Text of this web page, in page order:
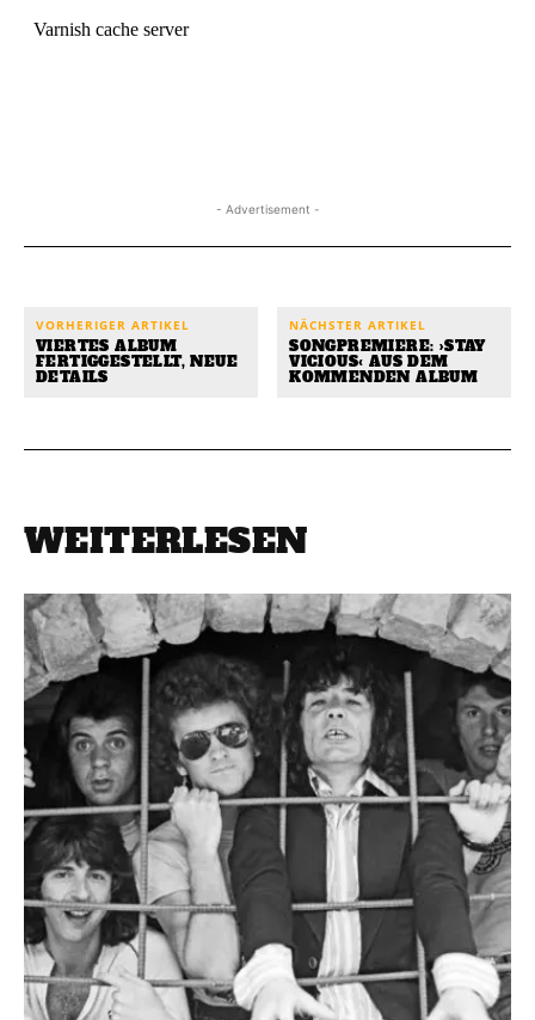
- Advertisement -
VORHERIGER ARTIKEL
VIERTES ALBUM
FERTIGGESTELLT, NEUE
DETAILS
NÄCHSTER ARTIKEL
SONGPREMIERE: ›STAY
VICIOUS‹ AUS DEM
KOMMENDEN ALBUM
WEITERLESEN